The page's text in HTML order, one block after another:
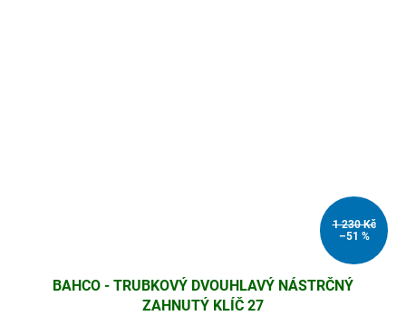
1 230 Kč
–51 %
BAHCO - TRUBKOVÝ DVOUHLAVÝ NÁSTRČNÝ
ZAHNUTÝ KLÍČ 27